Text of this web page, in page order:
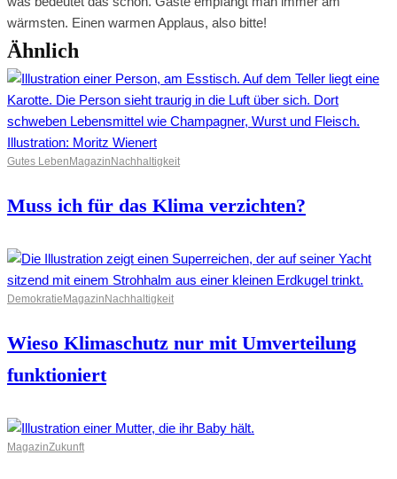
wärmsten. Einen warmen Applaus, also bitte!
Ähnlich
Gutes Leben Magazin Nachhaltigkeit
Muss ich für das Klima verzichten?
Demokratie Magazin Nachhaltigkeit
Wieso Klimaschutz nur mit Umverteilung
funktioniert
MagazinZukunft